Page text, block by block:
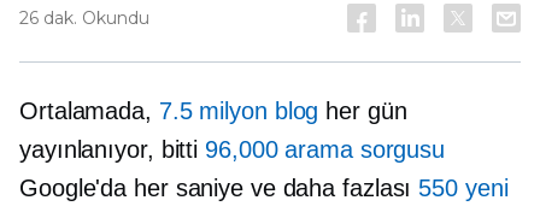
26 dak. Okundu
Ortalamada, 7.5 milyon blog her gün
yayınlanıyor, bitti 96,000 arama sorgusu
Google'da her saniye ve daha fazlası 550 yeni